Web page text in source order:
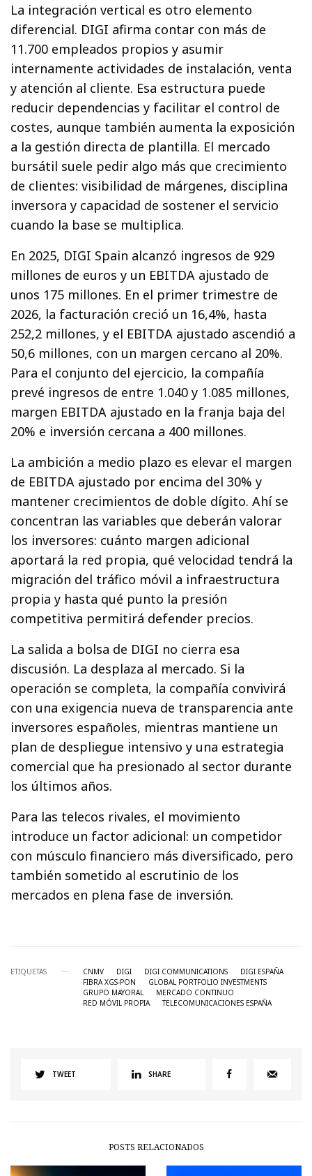
La integración vertical es otro elemento
diferencial. DIGI afirma contar con más de
11.700 empleados propios y asumir
internamente actividades de instalación, venta
y atención al cliente. Esa estructura puede
reducir dependencias y facilitar el control de
costes, aunque también aumenta la exposición
a la gestión directa de plantilla. El mercado
bursátil suele pedir algo más que crecimiento
de clientes: visibilidad de márgenes, disciplina
inversora y capacidad de sostener el servicio
cuando la base se multiplica.
En 2025, DIGI Spain alcanzó ingresos de 929
millones de euros y un EBITDA ajustado de
unos 175 millones. En el primer trimestre de
2026, la facturación creció un 16,4%, hasta
252,2 millones, y el EBITDA ajustado ascendió a
50,6 millones, con un margen cercano al 20%.
Para el conjunto del ejercicio, la compañía
prevé ingresos de entre 1.040 y 1.085 millones,
margen EBITDA ajustado en la franja baja del
20% e inversión cercana a 400 millones.
La ambición a medio plazo es elevar el margen
de EBITDA ajustado por encima del 30% y
mantener crecimientos de doble dígito. Ahí se
concentran las variables que deberán valorar
los inversores: cuánto margen adicional
aportará la red propia, qué velocidad tendrá la
migración del tráfico móvil a infraestructura
propia y hasta qué punto la presión
competitiva permitirá defender precios.
La salida a bolsa de DIGI no cierra esa
discusión. La desplaza al mercado. Si la
operación se completa, la compañía convivirá
con una exigencia nueva de transparencia ante
inversores españoles, mientras mantiene un
plan de despliegue intensivo y una estrategia
comercial que ha presionado al sector durante
los últimos años.
Para las telecos rivales, el movimiento
introduce un factor adicional: un competidor
con músculo financiero más diversificado, pero
también sometido al escrutinio de los
mercados en plena fase de inversión.
ETIQUETAS CNMV DIGI DIGI COMMUNICATIONS
DIGI ESPAÑA
FIBRA XGS-PON
GLOBAL PORTFOLIO INVESTMENTS
GRUPO MAYORAL
MERCADO CONTINUO
RED MÓVIL PROPIA
TELECOMUNICACIONES ESPAÑA
TWEET SHARE
POSTS RELACIONADOS